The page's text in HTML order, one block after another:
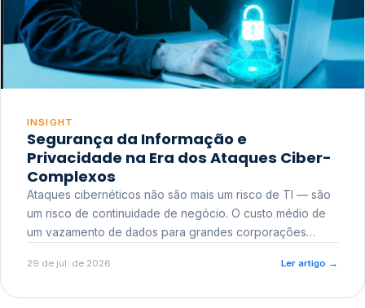
INSIGHT
Segurança da Informação e
Privacidade na Era dos Ataques Ciber-
Complexos
Ataques cibernéticos não são mais um risco de TI — são
um risco de continuidade de negócio. O custo médio de
um vazamento de dados para grandes corporações
reputacional e o risco regulatório junto a órgãos como a
29 de jul. de 2026 Ler artigo →